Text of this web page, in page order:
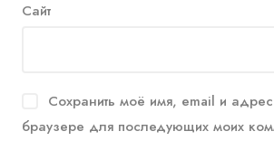
Сайт
Сохранить моё имя, email и адрес
браузере для последующих моих